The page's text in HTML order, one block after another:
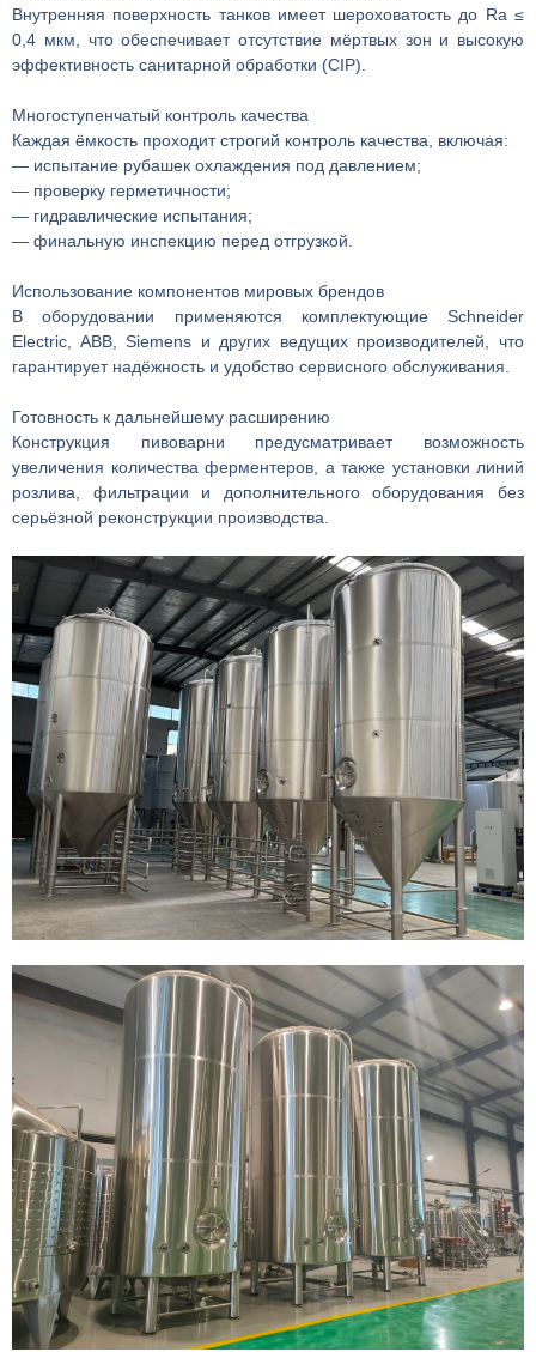
Внутренняя поверхность танков имеет шероховатость до Ra ≤
0,4 мкм, что обеспечивает отсутствие мёртвых зон и высокую
эффективность санитарной обработки (CIP).
Многоступенчатый контроль качества
Каждая ёмкость проходит строгий контроль качества, включая:
— испытание рубашек охлаждения под давлением;
— проверку герметичности;
— гидравлические испытания;
— финальную инспекцию перед отгрузкой.
Использование компонентов мировых брендов
В оборудовании применяются комплектующие Schneider
Electric, ABB, Siemens и других ведущих производителей, что
гарантирует надёжность и удобство сервисного обслуживания.
Готовность к дальнейшему расширению
Конструкция пивоварни предусматривает возможность
увеличения количества ферментеров, а также установки линий
розлива, фильтрации и дополнительного оборудования без
серьёзной реконструкции производства.